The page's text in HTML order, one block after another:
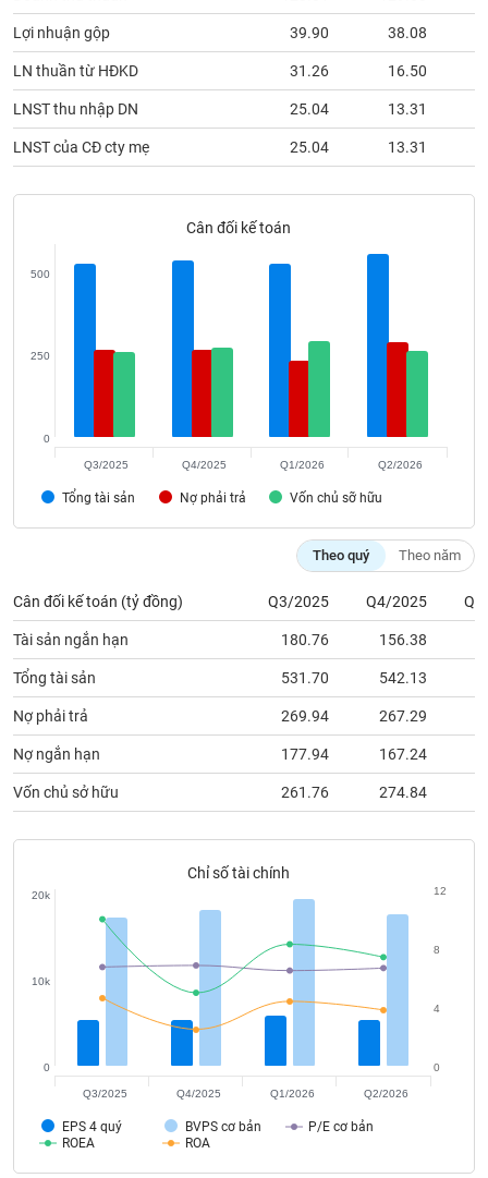
Lợi nhuận gộp 39.90 38.08
LN thuần từ HĐKD 31.26 16.50
LNST thu nhập DN 25.04 13.31
LNST của CĐ cty mẹ 25.04 13.31
Cân đối kế toán
Tổng tài sản Nợ phải trả Vốn chủ sỡ hữu
0
250
500
Q3/2025 Q4/2025 Q1/2026 Q2/2026
Theo quý Theo năm
Cân đối kế toán (tỷ đồng) Q3/2025 Q4/2025
Tài sản ngắn hạn 180.76 156.38
Tổng tài sản 531.70 542.13
Nợ phải trả 269.94 267.29
Nợ ngắn hạn 177.94 167.24
Vốn chủ sở hữu 261.76 274.84
Chỉ số tài chính
EPS 4 quý BVPS cơ bản
P/E cơ bản
ROEA
ROA
0
10k
20k
0
4
8
12
Q3/2025 Q4/2025 Q1/2026 Q2/2026
Báo
cáo
phân
tích
(-)
Thuật
ngữ
vụ
Đào
chính
Công
cụ
đầu
tư
Dữ